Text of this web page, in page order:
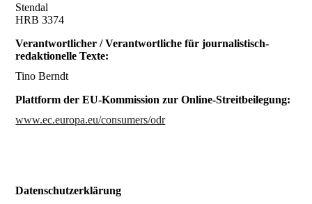
Stendal
HRB 3374
Verantwortlicher / Verantwortliche für journalistisch-
redaktionelle Texte:
Tino Berndt
Plattform der EU-Kommission zur Online-Streitbeilegung:
www.ec.europa.eu/consumers/odr
Datenschutz­erklärung